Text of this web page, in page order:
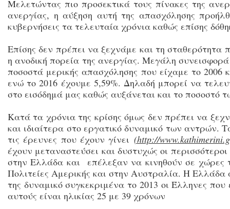
Μελετώντας πιο προσεκτικά τους πίνακες της
ανεργίας, η αύξηση αυτή της απασχόλησης
κυβερνήσεις τα τελευταία χρόνια καθώς επίσης
Επίσης δεν πρέπει να ξεχνάμε και τη σταθερότητα
η ανοδική πορεία της ανεργίας. Μεγάλη
ποσοστά μερικής απασχόλησης που είχαμε το 2006
ενώ το 2016 έχουμε 5,59%. Δηλαδή μπορεί να
στο εισόδημά μας καθώς αυξάνεται και το
Κατά τα χρόνια της κρίσης όμως δεν πρέπει να
και ιδιαίτερα στο εργατικό δυναμικό των
τις έρευνες που έχουν γίνει (http://
έχουν μεταναστεύσει και δυστυχώς οι
στην Ελλάδα και επέλεξαν να κινηθούν σε
Πολιτείες Αμερικής και στην Αυστραλία. Η Ελλάδα
της δυναμικό συγκεκριμένα το 2013 οι Έλληνες
αυτούς είναι ηλικίας 25 με 39 χρόνων